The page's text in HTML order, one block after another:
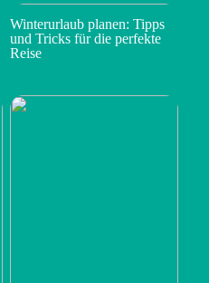
Winterurlaub planen: Tipps
und Tricks für die perfekte
Reise